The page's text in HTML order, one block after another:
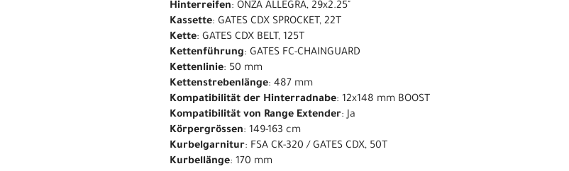
Hinterreifen: ONZA ALLEGRA, 29x2.25"
Kassette: GATES CDX SPROCKET, 22T
Kette: GATES CDX BELT, 125T
Kettenführung: GATES FC-CHAINGUARD
Kettenlinie: 50 mm
Kettenstrebenlänge: 487 mm
Kompatibilität der Hinterradnabe: 12x148 mm BOOST
Kompatibilität von Range Extender: Ja
Körpergrössen: 149-163 cm
Kurbelgarnitur: FSA CK-320 / GATES CDX, 50T
Kurbellänge: 170 mm